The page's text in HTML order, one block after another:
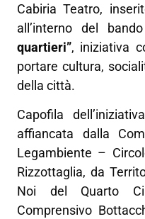
Cabiria Teatro,
all’interno del
quartieri”, iniziativa
portare cultura,
della città.
Capofila
affiancata dalla
Legambiente –
Rizzottaglia, da
Noi del Quarto
Comprensivo